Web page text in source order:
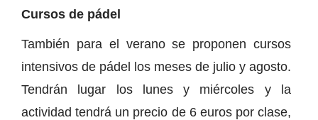
Cursos de pádel
También para el verano se proponen cursos
intensivos de pádel los meses de julio y agosto.
Tendrán lugar los lunes y miércoles y la
actividad tendrá un precio de 6 euros por clase,